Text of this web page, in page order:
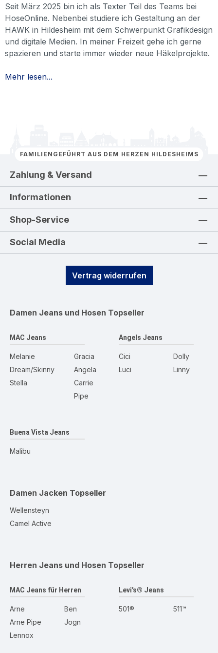
Seit März 2025 bin ich als Texter Teil des Teams bei
HoseOnline. Nebenbei studiere ich Gestaltung an der
HAWK in Hildesheim mit dem Schwerpunkt Grafikdesign
und digitale Medien. In meiner Freizeit gehe ich gerne
spazieren und starte immer wieder neue Häkelprojekte.
Mehr lesen...
FAMILIENGEFÜHRT AUS DEM HERZEN HILDESHEIMS
Zahlung & Versand
Informationen
Shop-Service
Social Media
Vertrag widerrufen
Damen Jeans und Hosen Topseller
MAC Jeans
Melanie
Dream/Skinny
Stella
Gracia
Angela
Carrie
Pipe
Angels Jeans
Cici
Luci
Dolly
Linny
Buena Vista Jeans
Malibu
Damen Jacken Topseller
Wellensteyn
Camel Active
Herren Jeans und Hosen Topseller
MAC Jeans für Herren
Arne
Arne Pipe
Lennox
Ben
Jogn
Levi's® Jeans
501® 511™